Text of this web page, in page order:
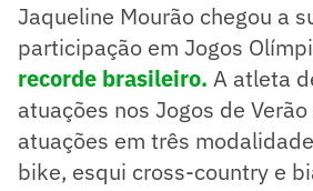
Jaqueline Mourão chegou a
participação em Jogos
recorde brasileiro. A atleta
atuações nos Jogos de
atuações em três
bike, esqui cross-country e